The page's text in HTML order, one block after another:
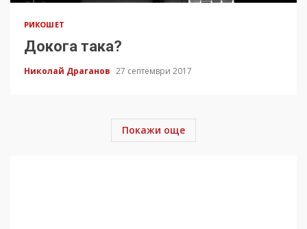
РИКОШЕТ
Докога така?
Николай Драганов 27 септември 2017
Покажи още